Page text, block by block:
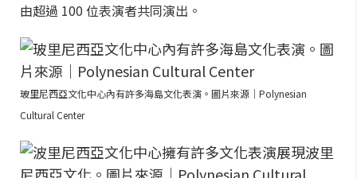
由超過 100 位表演者共同演出。
玻里尼西亞文化中心內有許多海島文化表演。圖片來源｜Polynesian
Cultural Center